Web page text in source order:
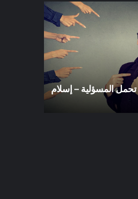
المسؤلية – إسلام
التوازن
بين
الدنيا
الآخرة